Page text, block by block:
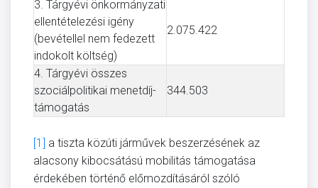
3. Tárgyévi önkormányzati
ellentételezési igény
(bevétellel nem fedezett
indokolt költség)
2.075.422
4. Tárgyévi összes
szociálpolitikai menetdíj-
támogatás
344.503
[1] a tiszta közúti járművek beszerzésének az
alacsony kibocsátású mobilitás támogatása
érdekében történő előmozdításáról szóló